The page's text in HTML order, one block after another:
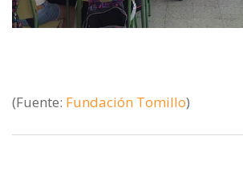
(Fuente: Fundación Tomillo)